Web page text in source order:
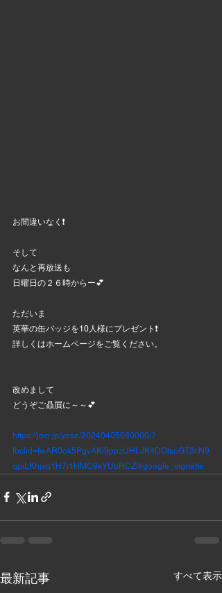
お間違いなく❗
そして
なんと再放送も
日曜日の２６時からー💕
ただいま
英華の缶バッジを10人様にプレゼント❗
詳しくはホームページをご覧ください。
改めまして
どうぞご贔屓に～～💕
https://jocr.jp/yose/20240405080000/?
fbclid=IwAR0ok5PgvAKi9ppzUHLJK4DOlsoGT3cN9
qpiLKhjxq1H7i1HMC9kYUbRCZI#google_vignette
最新記事 すべて表示